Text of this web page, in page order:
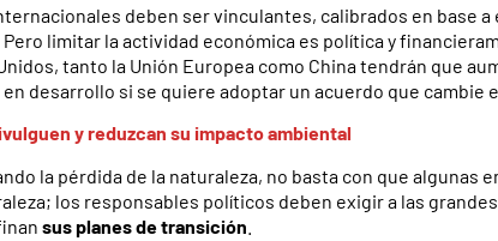
deben ser vinculantes, calibrados en base a
limitar la actividad económica es política y
tanto la Unión Europea como China tendrán que
desarrollo si se quiere adoptar un acuerdo que cambie
y reduzcan su impacto ambiental
la pérdida de la naturaleza, no basta con que algunas
los responsables políticos deben exigir a las
sus planes de transición